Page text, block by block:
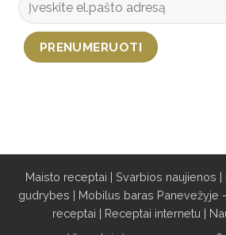
Maisto receptai | Svarbios naujienos |
gudrybes | Mobilus baras Panevežyje
receptai | Receptai internetu |